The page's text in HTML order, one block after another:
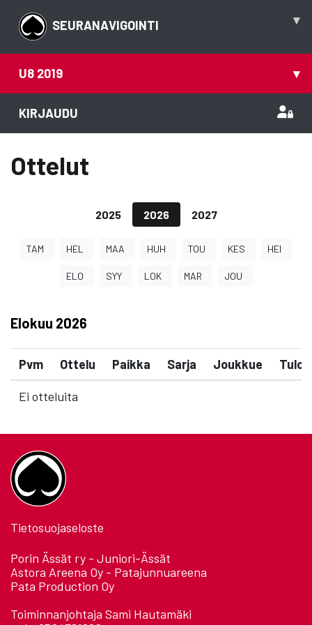
SEURANAVIGOINTI ▾
U8 2019 ▾
KIRJAUDU
Ottelut
2025 2026 2027
TAM HEL MAA HUH TOU KES HEI
ELO SYY LOK MAR JOU
Elokuu 2026
Pvm Ottelu Paikka Sarja Joukkue Tulos
Ei otteluita
Tietosuojaseloste
Porin Ässät ry - Juniori-Ässät
Astora Areena Oy - Patajunnuareena
Pata Production Oy
Toiminnanjohtaja Sami Hautamäki